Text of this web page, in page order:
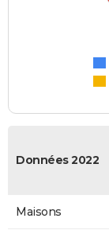
Données 2022
Maisons